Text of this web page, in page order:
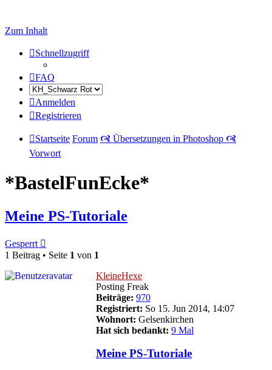
Zum Inhalt
Schnellzugriff
FAQ
Anmelden
Registrieren
Startseite Forum 🙧 Übersetzungen in Photoshop 🙧
Vorwort
*BastelFunEcke*
Meine PS-Tutoriale
Gesperrt
1 Beitrag • Seite 1 von 1
KleineHexe
Posting Freak
Beiträge: 970
Registriert: So 15. Jun 2014, 14:07
Wohnort: Gelsenkirchen
Hat sich bedankt: 9 Mal
Meine PS-Tutoriale